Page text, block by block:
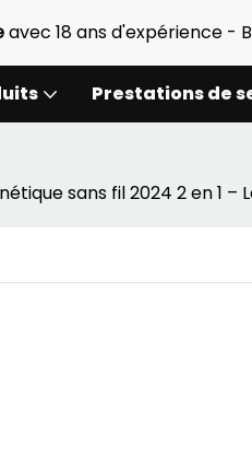
avec 18 ans d'expérience -
Prestations de
sans fil 2024 2 en 1